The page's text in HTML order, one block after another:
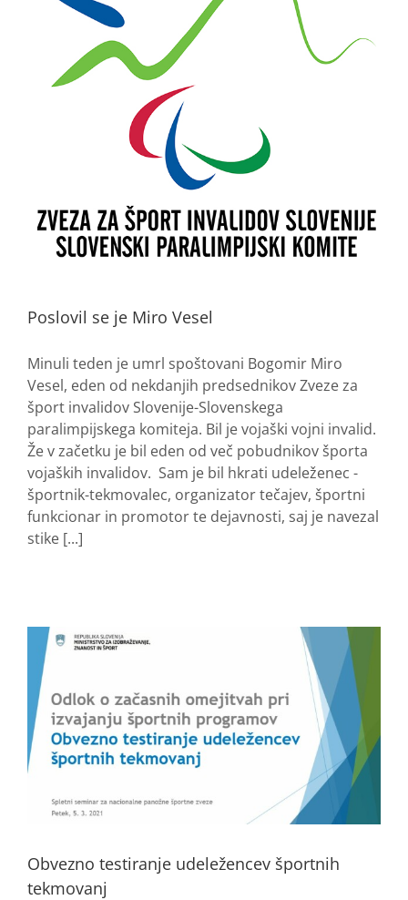
Poslovil se je Miro Vesel
Minuli teden je umrl spoštovani Bogomir Miro
Vesel, eden od nekdanjih predsednikov Zveze za
šport invalidov Slovenije-Slovenskega
paralimpijskega komiteja. Bil je vojaški vojni invalid.
Že v začetku je bil eden od več pobudnikov športa
vojaških invalidov. Sam je bil hkrati udeleženec -
športnik-tekmovalec, organizator tečajev, športni
funkcionar in promotor te dejavnosti, saj je navezal
stike [...]
Obvezno testiranje udeležencev športnih
tekmovanj